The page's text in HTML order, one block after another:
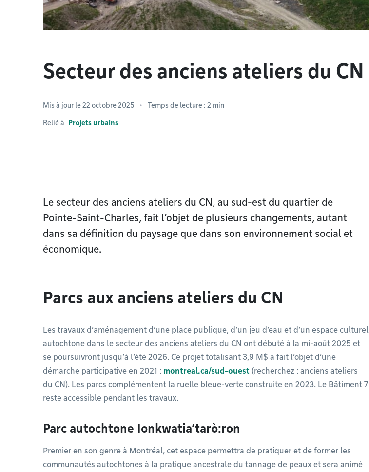
Secteur des anciens ateliers du CN
Mis à jour le 22 octobre 2025 Temps de lecture : 2 min
Relié à Projets urbains
Le secteur des anciens ateliers du CN, au sud-est du quartier de
Pointe-Saint-Charles, fait l’objet de plusieurs changements, autant
dans sa définition du paysage que dans son environnement social et
économique.
Parcs aux anciens ateliers du CN
Les travaux d’aménagement d’une place publique, d’un jeu d’eau et d’un espace culturel
autochtone dans le secteur des anciens ateliers du CN ont débuté à la mi-août 2025 et
se poursuivront jusqu’à l’été 2026. Ce projet totalisant 3,9 M$ a fait l’objet d’une
démarche participative en 2021 : montreal.ca/sud-ouest (recherchez : anciens ateliers
du CN). Les parcs complémentent la ruelle bleue-verte construite en 2023. Le Bâtiment 7
reste accessible pendant les travaux.​
Parc autochtone Ionkwatia’tarò:ron
Premier en son genre à Montréal, cet espace permettra de pratiquer et de former les
communautés autochtones à la pratique ancestrale du tannage de peaux et sera animé